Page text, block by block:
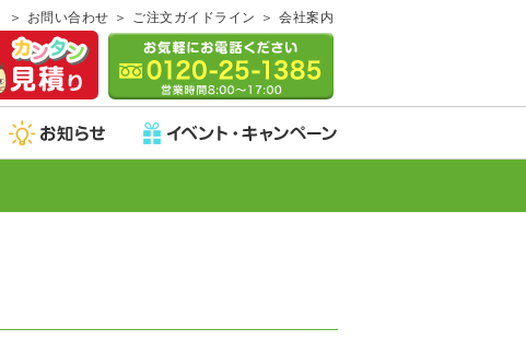
お問い合わせ ご注文ガイドライン 会社案内